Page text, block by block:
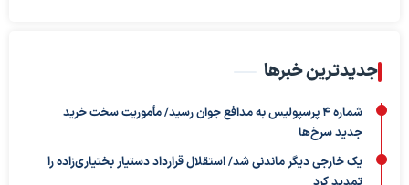
جدیدترین خبرها
شماره ۴ پرسپولیس به مدافع جوان رسید/ مأموریت سخت خرید
جدید سرخ‌ها
یک خارجی دیگر ماندنی شد/ استقلال قرارداد دستیار بختیاری‌زاده را